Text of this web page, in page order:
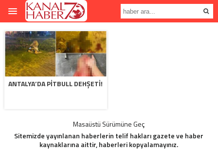
ANTALYA’DA PITBULL DEHŞETI!
Masaüstü Sürümüne Geç
Sitemizde yayınlanan haberlerin telif hakları gazete ve haber
kaynaklarına aittir, haberleri kopyalamayınız.